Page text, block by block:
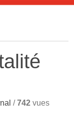
/742 vues